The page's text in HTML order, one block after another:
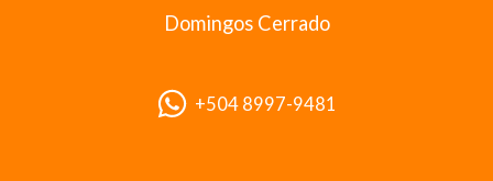
Domingos Cerrado
+504 8997-9481